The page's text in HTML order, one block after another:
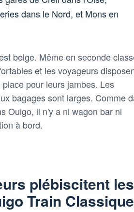
dans le Nord, et Mons en
belge. Même en seconde
et les voyageurs
pour leurs jambes. Les
bagages sont larges. Comme
Ouigo, il n'y a ni wagon bar ni
à bord.
plébiscitent les
Train Classique